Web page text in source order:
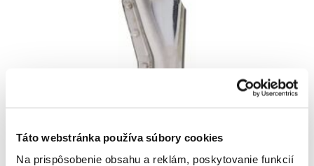
Táto webstránka používa súbory cookies
Na prispôsobenie obsahu a reklám, poskytovanie funkcií